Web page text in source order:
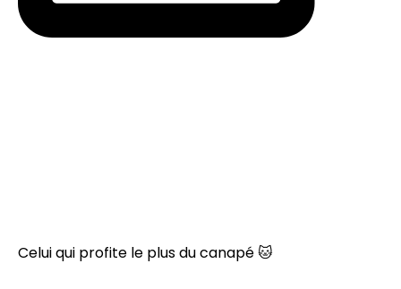
Celui qui profite le plus du canapé 🐱